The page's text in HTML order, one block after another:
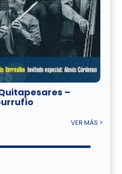
–
VER MÁS >